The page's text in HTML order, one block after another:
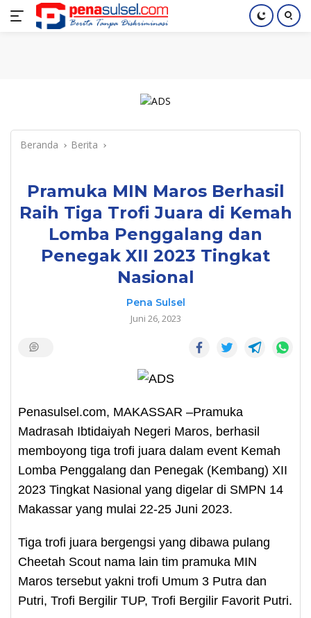
Langsung
Home Nasional Pendidikan Index
Beranda Berita
Pramuka MIN Maros Berhasil
Raih Tiga Trofi Juara di Kemah
Lomba Penggalang dan
Penegak XII 2023 Tingkat
Nasional
Pena Sulsel
Juni 26, 2023
Penasulsel.com, MAKASSAR –Pramuka
Madrasah Ibtidaiyah Negeri Maros, berhasil
memboyong tiga trofi juara dalam event Kemah
Lomba Penggalang dan Penegak (Kembang) XII
2023 Tingkat Nasional yang digelar di SMPN 14
Makassar yang mulai 22-25 Juni 2023.
Tiga trofi juara bergengsi yang dibawa pulang
Cheetah Scout nama lain tim pramuka MIN
Maros tersebut yakni trofi Umum 3 Putra dan
Putri, Trofi Bergilir TUP, Trofi Bergilir Favorit Putri.